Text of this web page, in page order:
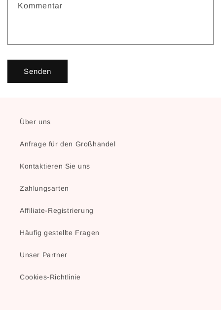
Kommentar
Senden
Über uns
Anfrage für den Großhandel
Kontaktieren Sie uns
Zahlungsarten
Affiliate-Registrierung
Häufig gestellte Fragen
Unser Partner
Cookies-Richtlinie